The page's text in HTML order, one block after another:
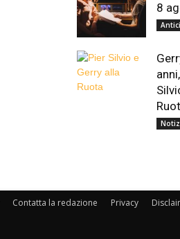
8
Contatta la redazione Privacy